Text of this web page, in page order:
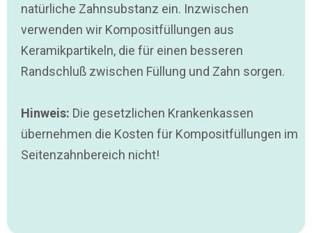
natürliche Zahnsubstanz ein. Inzwischen
verwenden wir Kompositfüllungen aus
Keramikpartikeln, die für einen besseren
Randschluß zwischen Füllung und Zahn sorgen.
Hinweis: Die gesetzlichen Krankenkassen
übernehmen die Kosten für Kompositfüllungen im
Seitenzahnbereich nicht!